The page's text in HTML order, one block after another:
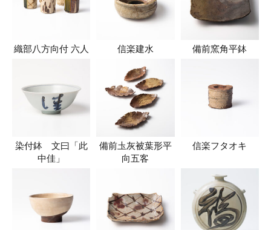
織部八方向付 六人 信楽建水 備前窯角平鉢
染付鉢 文曰「此
中佳」
備前圡灰被葉形平
向五客
信楽フタオキ